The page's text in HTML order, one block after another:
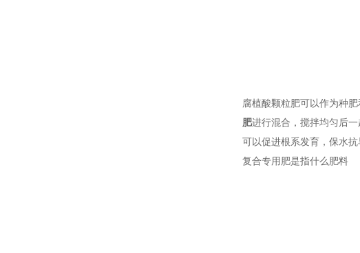
腐植酸颗粒肥可以作为种
肥进行混合，搅拌均匀后
可以促进根系发育，保水抗
复合专用肥是指什么肥料